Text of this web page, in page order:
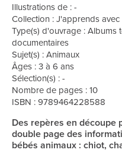
Illustrations de : -
Collection : J'apprends avec
Type(s) d'ouvrage : Albums
documentaires
Sujet(s) : Animaux
Âges : 3 à 6 ans
Sélection(s) : -
Nombre de pages : 10
ISBN : 9789464228588
Des repères en découpe
double page des
bébés animaux : chiot,